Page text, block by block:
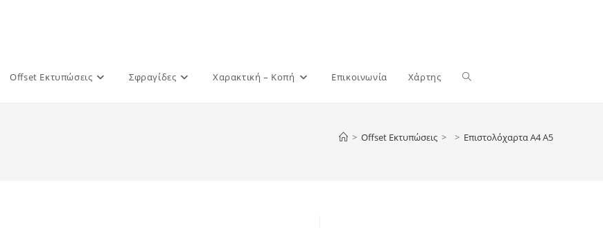
Offset Εκτυπώσεις Σφραγίδες Χαρακτική – Κοπή Επικοινωνία Χάρτης Toggle
> Offset Εκτυπώσεις > > Επιστολόχαρτα Α4 Α5